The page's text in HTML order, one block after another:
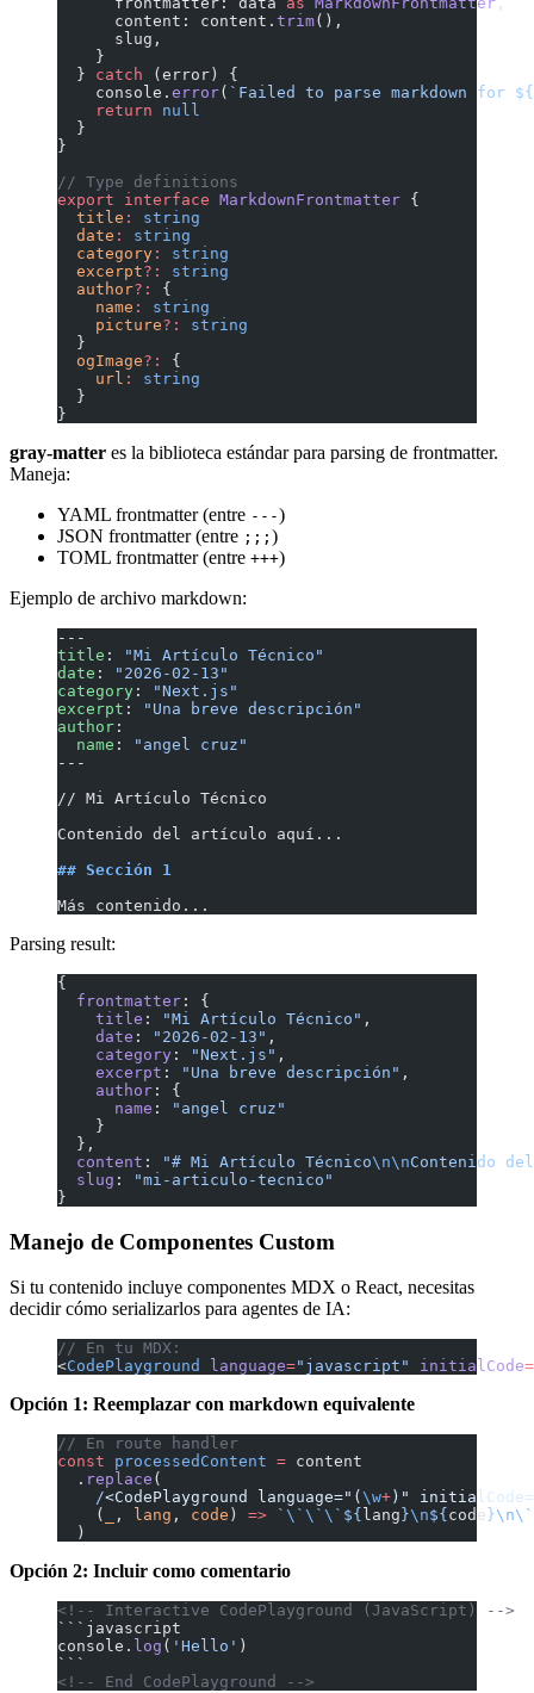
      content: content.
trim(),
      slug,
    }
  }
catch (error) {
    console.
error( `Failed to parse markdown for ${
    return
null
  }
}
// Type definitions
export interface MarkdownFrontmatter {
  title
:
string
  date
:
string
  category
:
string
  excerpt
?:
string
  author
?:
{
    name
:
string
    picture
?:
string
  }
  ogImage
?:
{
    url
:
string
  }
}
gray-matter es la biblioteca estándar para parsing de frontmatter.
Maneja:
YAML frontmatter (entre ---)
JSON frontmatter (entre ;;; )
TOML frontmatter (entre +++)
Ejemplo de archivo markdown:
---
title :
"Mi Artículo Técnico"
date :
"2026-02-13"
category :
"Next.js"
excerpt :
"Una breve descripción"
author :
  name
:
"angel cruz"
---
// Mi Artículo Técnico
Contenido del artículo aquí...
## Sección 1
Más contenido...
Parsing result:
{
  frontmatter
: {
    title
: "Mi Artículo Técnico" ,
    date
: "2026-02-13" ,
    category
: "Next.js" ,
    excerpt
: "Una breve descripción" ,
    author
: {
      name
:
"angel cruz"
    }
  },
  content
: "# Mi Artículo Técnico\n\nContenido
  slug
:
"mi-articulo-tecnico"
}
Manejo de Componentes Custom
Si tu contenido incluye componentes MDX o React, necesitas
decidir cómo serializarlos para agentes de IA:
// En tu MDX:
<CodePlayground language="javascript" initialCode=
Opción 1: Reemplazar con markdown equivalente
// En route handler
const processedContent = content
  .
replace (
    /
<CodePlayground language="( \w+ )"
    (
, lang , code ) => ` \`\`\` ${ lang }\n${ code }
  )
Opción 2: Incluir como comentario
<!-- Interactive CodePlayground (JavaScript) -->
```javascript
console. log ( 'Hello' )
```
<!-- End CodePlayground -->